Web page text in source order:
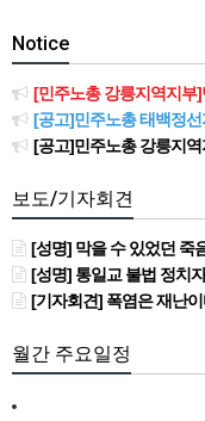
Notice
[민주노총 강릉지역지부]민주
[공고]민주노총 태백정선지
[공고]민주노총 강릉지역
보도/기자회견
[성명] 막을 수 있었던 죽음, HL만도가 책임져
[성명] 통일교 불법 정치자
[기자회견] 폭염은 재난이다! 폭염으로부터
월간 주요일정